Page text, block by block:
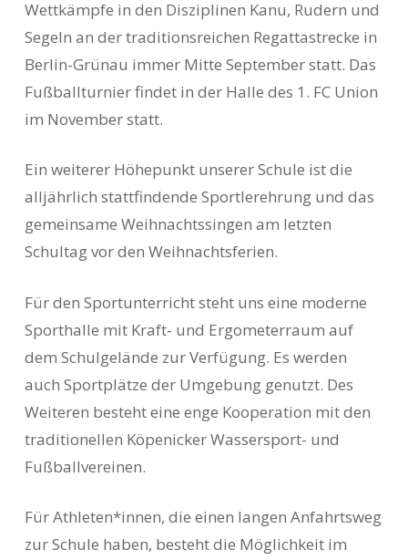
Wettkämpfe in den Disziplinen Kanu, Rudern und
Segeln an der traditionsreichen Regattastrecke in
Berlin-Grünau immer Mitte September statt. Das
Fußballturnier findet in der Halle des 1. FC Union
im November statt.
Ein weiterer Höhepunkt unserer Schule ist die
alljährlich stattfindende Sportlerehrung und das
gemeinsame Weihnachtssingen am letzten
Schultag vor den Weihnachtsferien.
Für den Sportunterricht steht uns eine moderne
Sporthalle mit Kraft- und Ergometerraum auf
dem Schulgelände zur Verfügung. Es werden
auch Sportplätze der Umgebung genutzt. Des
Weiteren besteht eine enge Kooperation mit den
traditionellen Köpenicker Wassersport- und
Fußballvereinen.
Für Athleten*innen, die einen langen Anfahrtsweg
zur Schule haben, besteht die Möglichkeit im